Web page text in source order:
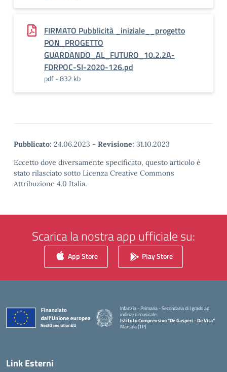
FIRMATO Pubblicità _iniziale__progetto
PON_PROGETTO
GUARDANDO_AL_FUTURO_10.2.2A-
FDRPOC-SI-2020-126.pd
pdf - 832 kb
Pubblicato: 24.06.2023 - Revisione: 31.10.2023
Eccetto dove diversamente specificato, questo articolo è
stato rilasciato sotto Licenza Creative Commons
Attribuzione 4.0 Italia.
Scarica la nostra app ufficiale su:
App Store Play Store
Infanzia - Primaria - Secondaria di I grado ad
indirizzo musicale
Istituto Comprensivo "De Gasperi - De Vita"
Marsala (TP)
Link Esterni